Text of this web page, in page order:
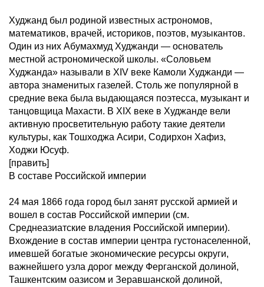
Худжанд был родиной известных астрономов,
математиков, врачей, историков, поэтов, музыкантов.
Один из них Абумахмуд Худжанди — основатель
местной астрономической школы. «Соловьем
Худжанда» называли в XIV веке Камоли Худжанди —
автора знаменитых газелей. Столь же популярной в
средние века была выдающаяся поэтесса, музыкант и
танцовщица Махасти. В XIX веке в Худжанде вели
активную просветительную работу такие деятели
культуры, как Тошходжа Асири, Содирхон Хафиз,
Ходжи Юсуф.
[править]
В составе Российской империи
24 мая 1866 года город был занят русской армией и
вошел в состав Российской империи (см.
Среднеазиатские владения Российской империи).
Вхождение в состав империи центра густонаселенной,
имевшей богатые экономические ресурсы округи,
важнейшего узла дорог между Ферганской долиной,
Ташкентским оазисом и Зеравшанской долиной,